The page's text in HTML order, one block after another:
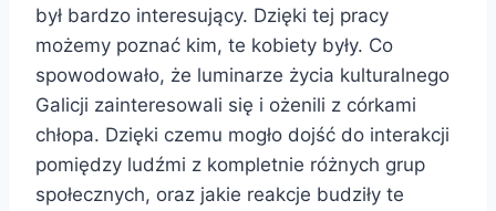
był bardzo interesujący. Dzięki tej pracy
możemy poznać kim, te kobiety były. Co
spowodowało, że luminarze życia kulturalnego
Galicji zainteresowali się i ożenili z córkami
chłopa. Dzięki czemu mogło dojść do interakcji
pomiędzy ludźmi z kompletnie różnych grup
społecznych, oraz jakie reakcje budziły te